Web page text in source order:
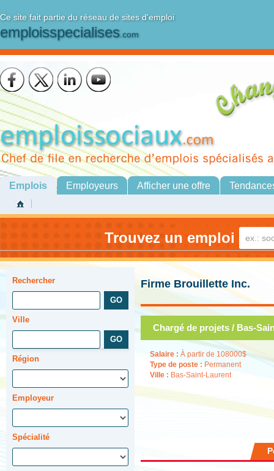
Ce site fait partie du réseau de sites d'emploi
emploisspecialises.com
Emplois Employeurs Afficher une offre
Trouvez un emploi
Rechercher
Ville
Région
Employeur
Spécialité
Firme Brouillette Inc.
Chargé de projets / Bas-
Salaire : À partir de 108000$
Type de poste : Permanent
Ville : Bas-Saint-Laurent